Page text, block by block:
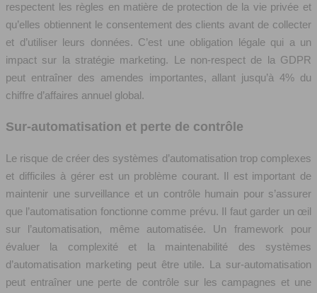
respectent les règles en matière de protection de la vie privée et
qu’elles obtiennent le consentement des clients avant de collecter
et d’utiliser leurs données. C’est une obligation légale qui a un
impact sur la stratégie marketing. Le non-respect de la GDPR
peut entraîner des amendes importantes, allant jusqu’à 4% du
chiffre d’affaires annuel global.
Sur-automatisation et perte de contrôle
Le risque de créer des systèmes d’automatisation trop complexes
et difficiles à gérer est un problème courant. Il est important de
maintenir une surveillance et un contrôle humain pour s’assurer
que l’automatisation fonctionne comme prévu. Il faut garder un œil
sur l’automatisation, même automatisée. Un framework pour
évaluer la complexité et la maintenabilité des systèmes
d’automatisation marketing peut être utile. La sur-automatisation
peut entraîner une perte de contrôle sur les campagnes et une